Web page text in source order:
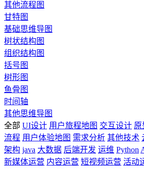
其他流程图
甘特图
基础思维导图
树状结构图
组织结构图
括号图
树形图
鱼骨图
时间轴
其他思维导图
全部 UI设计 用户旅程地图 交互设计 原
流程 用户体验地图 需求分析 其他技术
架构 java 大数据 后端开发 运维 Python
新媒体运营 内容运营 短视频运营 活动